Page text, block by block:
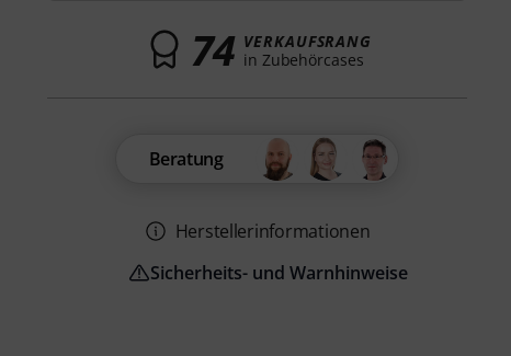
74 VERKAUFSRANG
in Zubehörcases
Beratung
Herstellerinformationen
Sicherheits- und Warnhinweise